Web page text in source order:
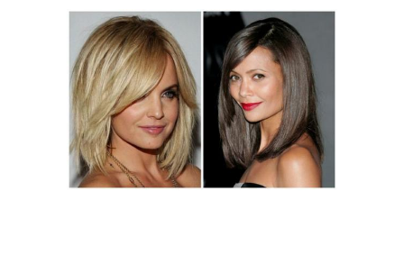
Челка по типу Полукруглая челка
Челка для разных типов Дугообразная челка